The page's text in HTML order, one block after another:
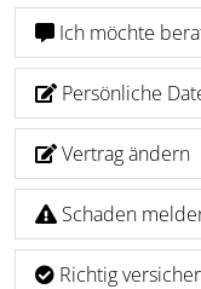
Ich möchte
Persönliche
Vertrag ändern
Schaden
Richtig